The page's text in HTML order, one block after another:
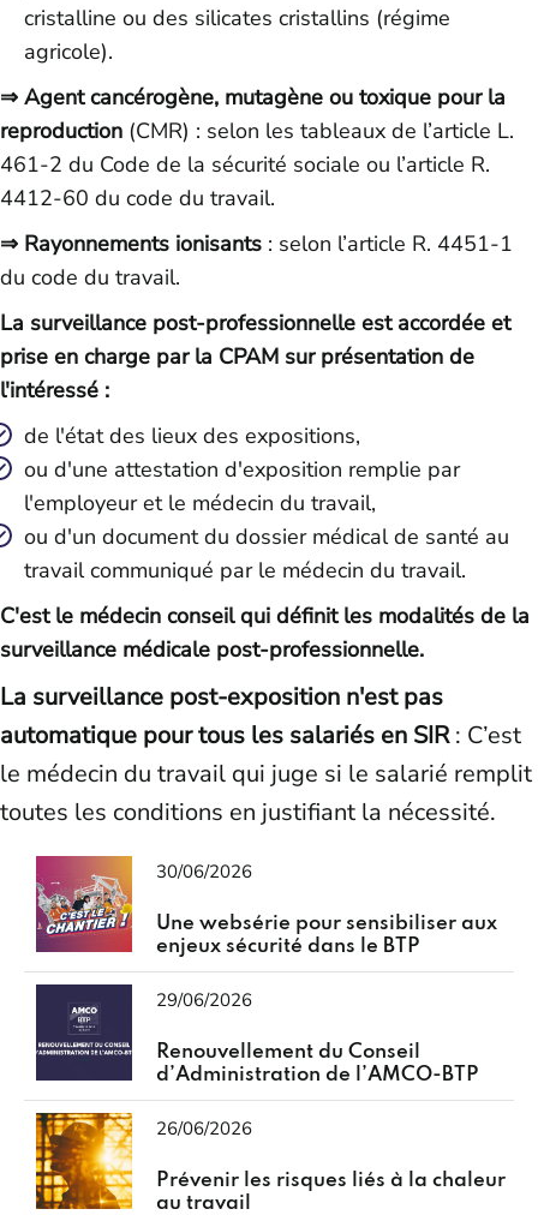
cristalline ou des silicates cristallins (régime
agricole).
⇒ Agent cancérogène, mutagène ou toxique pour la
reproduction (CMR) : selon les tableaux de l’article L.
461-2 du Code de la sécurité sociale ou l’article R.
4412-60 du code du travail.
⇒ Rayonnements ionisants : selon l’article R. 4451-1
du code du travail.
La surveillance post-professionnelle est accordée et
prise en charge par la CPAM sur présentation de
l'intéressé :
de l'état des lieux des expositions,
ou d'une attestation d'exposition remplie par
l'employeur et le médecin du travail,
ou d'un document du dossier médical de santé au
travail communiqué par le médecin du travail.
C'est le médecin conseil qui définit les modalités de la
surveillance médicale post-professionnelle.
La surveillance post-exposition n'est pas
automatique pour tous les salariés en SIR: C’est
le médecin du travail qui juge si le salarié remplit
toutes les conditions en justifiant la nécessité.
30/06/2026
Une websérie pour sensibiliser aux
enjeux sécurité dans le BTP
29/06/2026
Renouvellement du Conseil
d’Administration de l’AMCO-BTP
26/06/2026
Prévenir les risques liés à la chaleur
au travail